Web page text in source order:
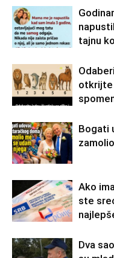
tajnu
otkrijte
Bogati
Ako
ste
Dva